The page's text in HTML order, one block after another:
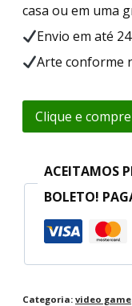
casa ou em uma
Envio em até
Arte conforme
Clique e
ACEITAMOS
BOLETO!
Categoria: video game